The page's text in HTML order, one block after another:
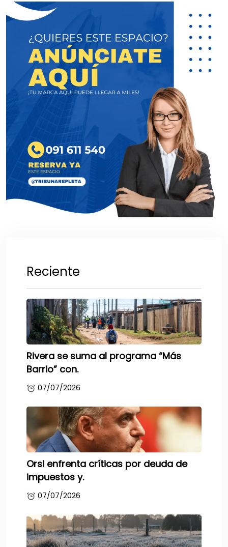
Reciente
Rivera se suma al programa “Más
Barrio” con.
07/07/2026
Orsi enfrenta críticas por deuda de
impuestos y.
07/07/2026